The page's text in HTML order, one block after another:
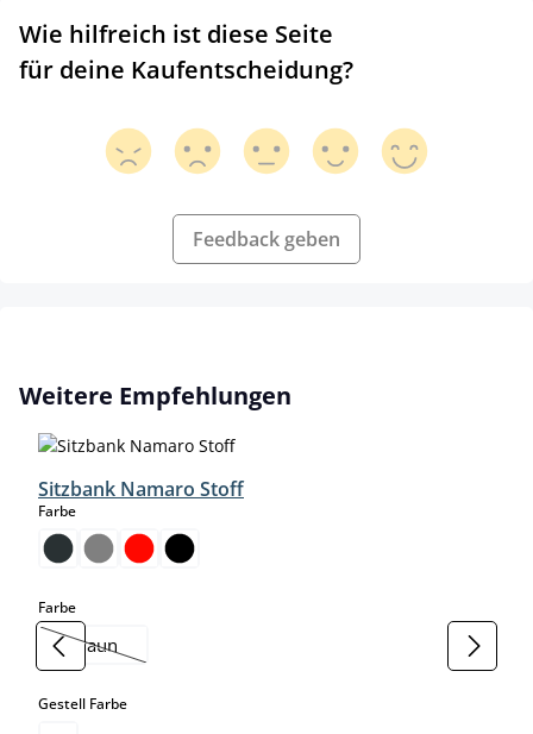
Wie hilfreich ist diese Seite
für deine Kaufentscheidung?
Feedback geben
Produktgalerie überspringen
Weitere Empfehlungen
Sitzbank Namaro Stoff
Farbeauswählen
Farbeauswählen
braun
(Diese Option ist zurzeit nicht verfügbar.)
Gestell Farbeauswählen